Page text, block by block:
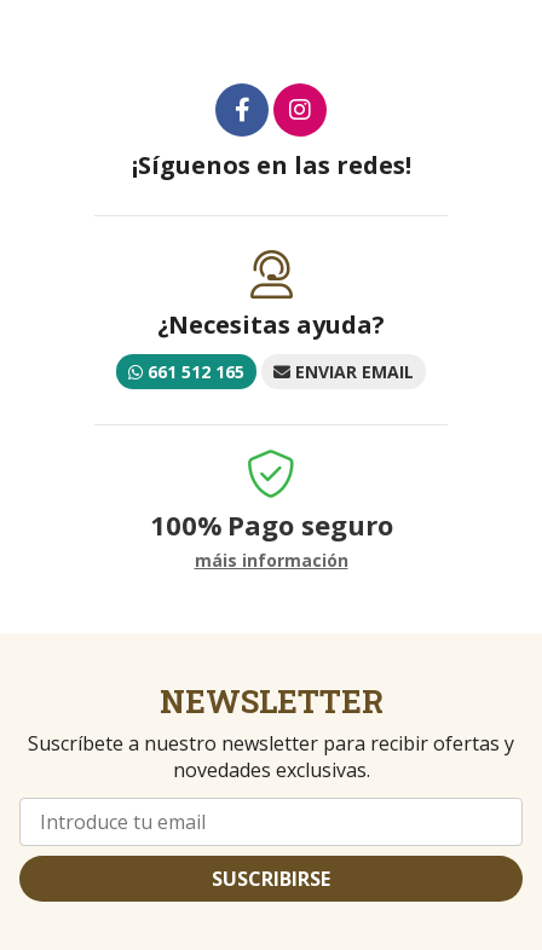
¡Síguenos en las redes!
¿Necesitas ayuda?
661 512 165 ENVIAR EMAIL
100% Pago seguro
máis información
NEWSLETTER
Suscríbete a nuestro newsletter para recibir ofertas y
novedades exclusivas.
SUSCRIBIRSE